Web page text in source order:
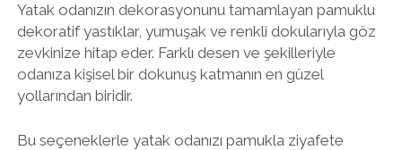
Yatak odanızın dekorasyonunu tamamlayan pamuklu
dekoratif yastıklar, yumuşak ve renkli dokularıyla göz
zevkinize hitap eder. Farklı desen ve şekilleriyle
odanıza kişisel bir dokunuş katmanın en güzel
yollarından biridir.
Bu seçeneklerle yatak odanızı pamukla ziyafete